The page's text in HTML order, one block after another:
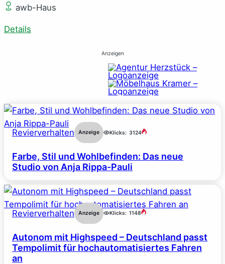
awb-Haus
Details
Anzeigen
Revierverhalten Anzeige Klicks: 3124
Farbe, Stil und Wohlbefinden: Das neue
Studio von Anja Rippa-Pauli
Revierverhalten Anzeige Klicks: 1148
Autonom mit Highspeed – Deutschland passt
Tempolimit für hochautomatisiertes Fahren
an